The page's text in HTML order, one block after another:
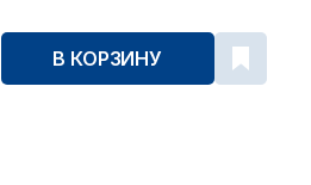
В КОРЗИНУ